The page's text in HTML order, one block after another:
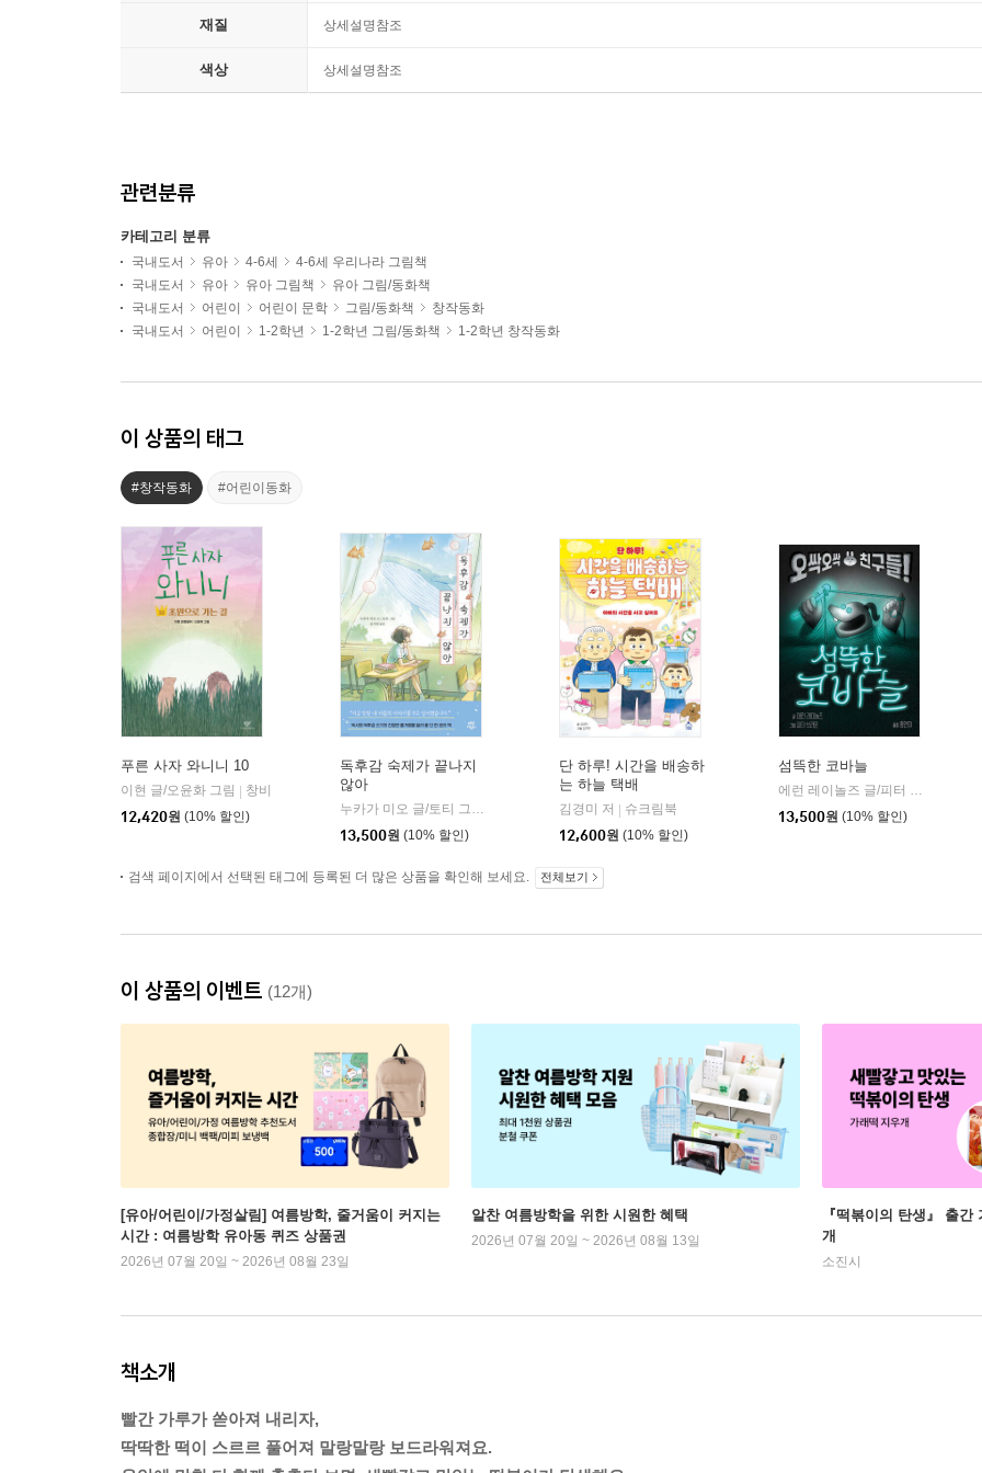
재질 상세설명참조
색상 상세설명참조
관련분류
카테고리 분류
국내도서 유아 4-6세
4-6세 우리나라 그림책
국내도서
유아 유아 그림책
유아 그림/동화책
국내도서
어린이 어린이 문학 그림/동화책
창작동화
국내도서
어린이 1-2학년 1-2학년 그림/동화책 1-2학년 창작동화
이 상품의 태그
#창작동화 #어린이동화
푸른 사자 와니니 10
이현 글/오윤화 그림
창비
12,420원 (10% 할인)
독후감 숙제가 끝나지
않아
누카가 미오 글/토티 그림/김지영 역
다산어린이
13,500원 (10% 할인)
단 하루! 시간을 배송하
는 하늘 택배
김경미 저
슈크림북
12,600원 (10% 할인)
섬뜩한 코바늘
에런 레이놀즈 글/피터 브라운 그림/홍연미 역
13,500원 (10% 할인)
검색 페이지에서 선택된 태그에 등록된 더 많은 상품을 확인해 보세요. 전체보기
이 상품의 이벤트 (12개)
[유아/어린이/가정살림] 여름방학, 줄거움이 커지는
시간 : 여름방학 유아동 퀴즈 상품권
2026년 07월 20일 ~ 2026년 08월 23일
알찬 여름방학을 위한 시원한 혜택
2026년 07월 20일 ~ 2026년 08월 13일
『떡볶이의 탄생』 출
개
소진시
책소개
빨간 가루가 쏟아져 내리자,
딱딱한 떡이 스르르 풀어져 말랑말랑 보드라워져요.